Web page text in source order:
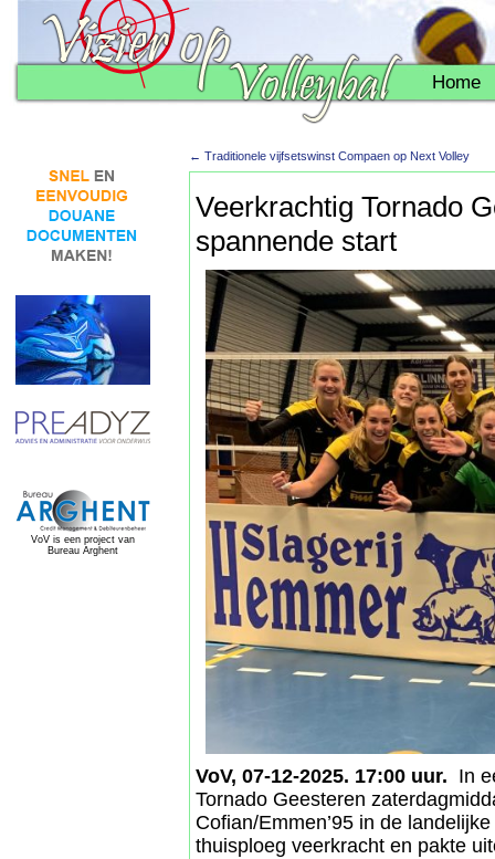
Home
VoV is een project van
Bureau Arghent
← Traditionele vijfsetswinst Compaen op Next Volley
Veerkrachtig Tornado
spannende start
VoV, 07-12-2025. 17:00 uur. In
Tornado Geesteren
Cofian/Emmen’95 in de
thuisploeg veerkracht en pakte